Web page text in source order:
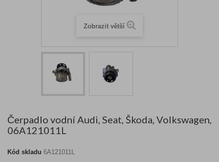
Zobrazit větší
Čerpadlo vodní Audi, Seat, Škoda, Volkswagen,
06A121011L
Kód skladu 6A121011L